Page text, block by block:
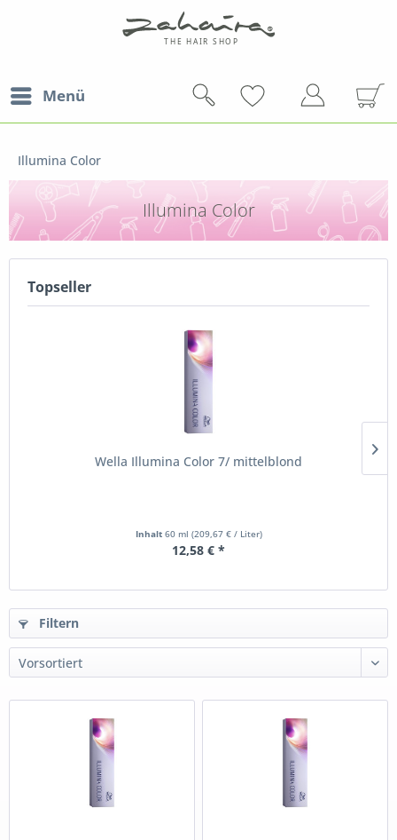
Menü
Illumina Color
Illumina Color
Topseller
Wella Illumina Color 7/ mittelblond
Inhalt 60 ml (209,67 € / Liter)
12,58 € *
Filtern